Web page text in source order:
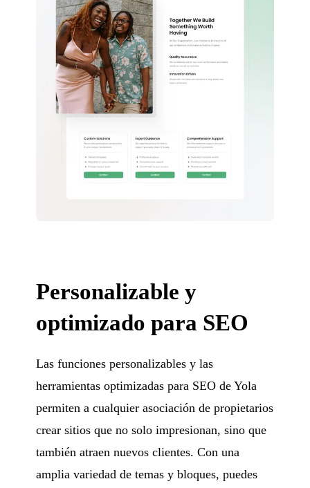
Personalizable y
optimizado para SEO
Las funciones personalizables y las
herramientas optimizadas para SEO de Yola
permiten a cualquier asociación de propietarios
crear sitios que no solo impresionan, sino que
también atraen nuevos clientes. Con una
amplia variedad de temas y bloques, puedes